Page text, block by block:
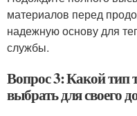
материалов перед
надежную основу для
службы.
Вопрос 3: Какой тип
выбрать для своего